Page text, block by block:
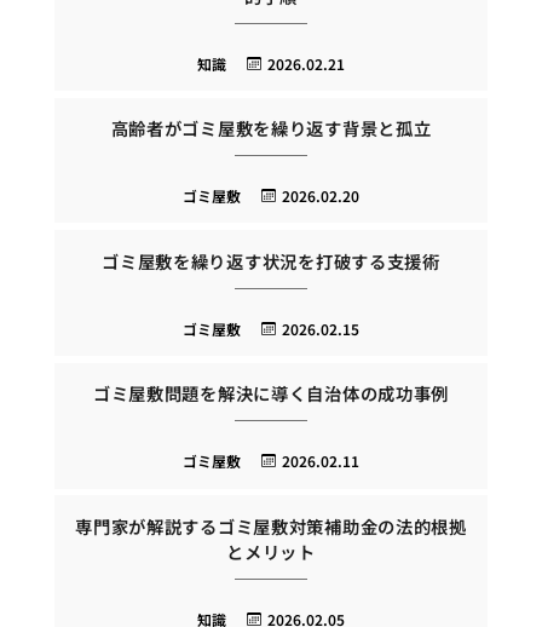
2026.02.21
知識
高齢者がゴミ屋敷を繰り返す背景と孤立
2026.02.20
ゴミ屋敷
ゴミ屋敷を繰り返す状況を打破する支援術
2026.02.15
ゴミ屋敷
ゴミ屋敷問題を解決に導く自治体の成功事例
2026.02.11
ゴミ屋敷
専門家が解説するゴミ屋敷対策補助金の法的根拠
とメリット
2026.02.05
知識